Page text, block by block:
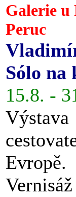
Galerie u
Peruc
Sólo na
15.8. -
Evropě.